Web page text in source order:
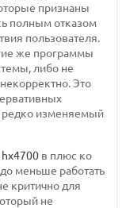
признаны
полным отказом
пользователя.
же программы
либо не
Это
редко изменяемый
hx4700 в плюс ко
меньше работать
критично для
не